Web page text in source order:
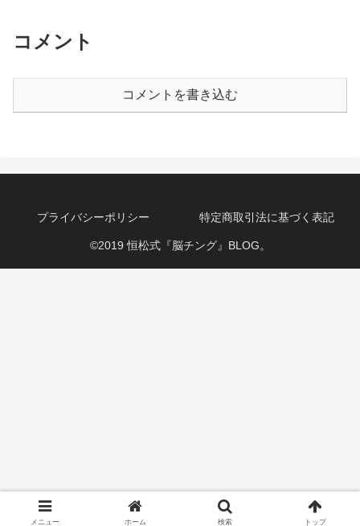
コメント
コメントを書き込む
プライバシーポリシー 特定商取引法に基づく表記
©2019 恒松式『脳チング』BLOG。
メニュー ホーム 検索 トップ